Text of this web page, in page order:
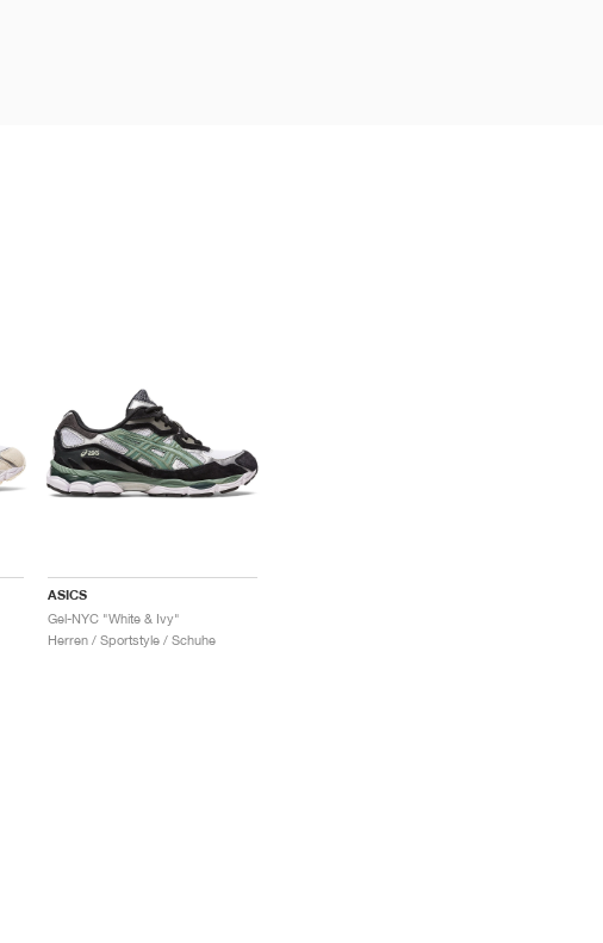
ASICS
Gel-NYC "White & Ivy"
Herren / Sportstyle / Schuhe